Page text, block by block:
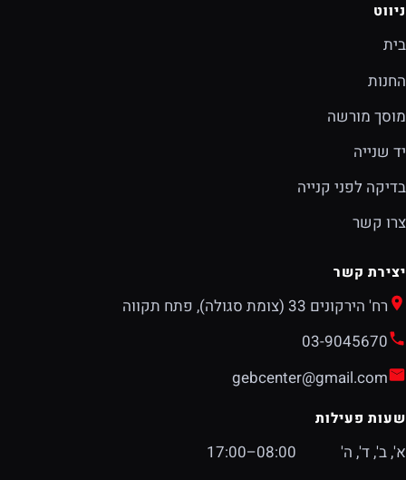
ניווט
בית
החנות
מוסך מורשה
יד שנייה
בדיקה לפני קנייה
צרו קשר
יצירת קשר
רח' הירקונים 33 (צומת סגולה), פתח תקווה
03-9045670
gebcenter@gmail.com
שעות פעילות
א', ב', ד', ה'
08:00–17:00